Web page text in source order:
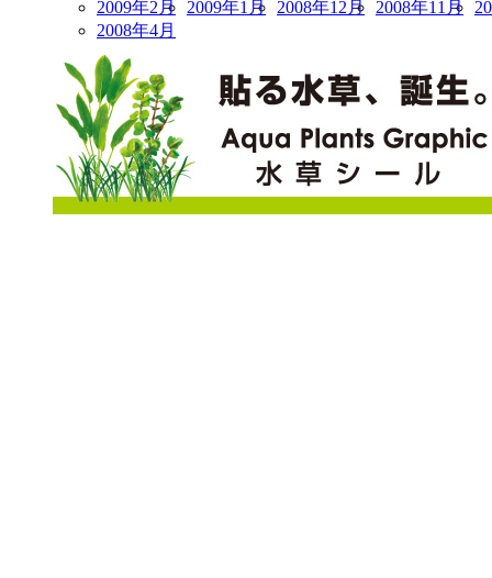
2009年2月
2009年1月 2008年12月 2008年11月
2008年4月